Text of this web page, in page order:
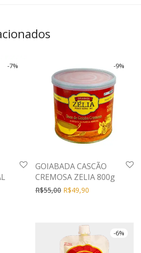
-7% -9%
GOIABADA CASCÃO
CREMOSA ZELIA 800g
R$55,00 R$49,90
-6%